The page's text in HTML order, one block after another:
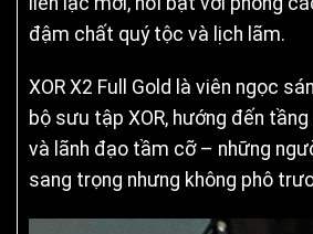
đậm chất quý tộc và lịch lãm.
XOR X2 Full Gold là viên ngọc
bộ sưu tập XOR, hướng đến tầng
và lãnh đạo tầm cỡ – những
sang trọng nhưng không phô